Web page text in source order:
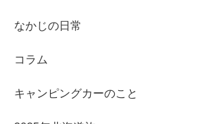
なかじの日常
コラム
キャンピングカーのこと